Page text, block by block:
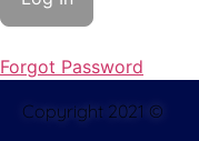
Forgot Password
Copyright 2021 ©